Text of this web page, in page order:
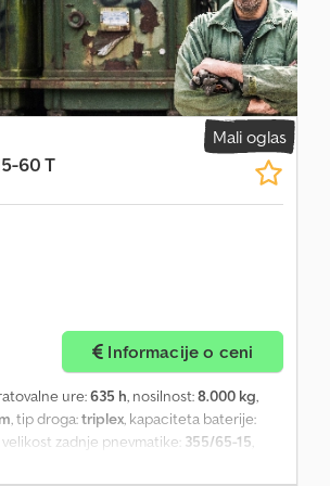
control: LFM-RFID - Standard
control - Integrated pantograph
filter with Ad Blue - 12V power outlet in
- Front and rear cameras with color
fork width: 1200 mm - - Deutz
Mali oglas
60 T
Informacije o ceni
ure:635 h, nosilnost:8.000 kg,
, tip droga:triplex , kapaciteta baterije:
, velikost zadnje pnevmatike: 355/65-15
system on battery - Vertical battery